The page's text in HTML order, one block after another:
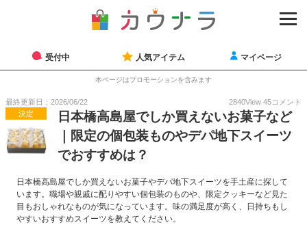
受付中 人気アイテム マイページ
本ページはプロモーションを含みます
最終更新日：2026/06/22 2840View 45コメント
決定
日本橋高島屋でしか買えないお菓子など
｜限定の個包装ものやデパ地下スイーツ
でおすすめは？
日本橋高島屋でしか買えないお菓子やデパ地下スイーツを手土産に探して
います。職場や親戚に配りやすい個包装のものや、限定クッキーなど見た
目もおしゃれなものが気になっています。味の満足度が高く、日持ちもし
やすいおすすめスイーツを教えてください。